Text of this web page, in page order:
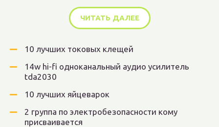
ЧИТАТЬ ДАЛЕЕ
10 лучших токовых клещей
14w hi-fi одноканальный аудио усилитель
tda2030
10 лучших яйцеварок
2 группа по электробезопасности кому
присваивается